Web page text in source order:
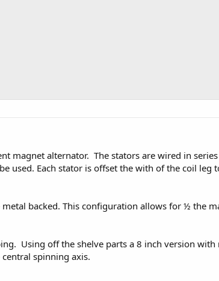
magnet alternator. The stators are wired in
used. Each stator is offset the with of the coil leg
backed. This configuration allows for ½ the
Using off the shelve parts a 8 inch version
spinning axis.